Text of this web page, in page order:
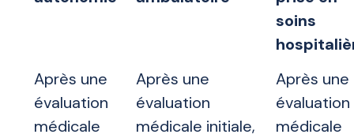
soins
Après une
évaluation
médicale
Après une
évaluation
médicale initiale,
Après une
évaluation
médicale